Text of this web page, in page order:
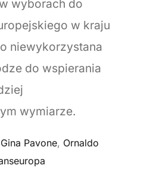
wyborach do
w kraju
niewykorzystana
do wspierania
wymiarze.
Gina Pavone, Ornaldo